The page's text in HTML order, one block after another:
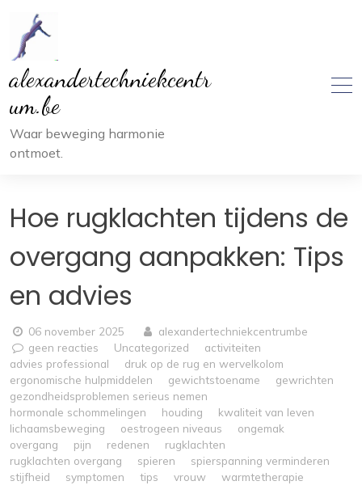
inhoud
alexandertechniekcentr
um.be
Waar beweging harmonie
ontmoet.
Hoe rugklachten tijdens de
overgang aanpakken: Tips
en advies
06 november 2025
alexandertechniekcentrumbe
geen reacties
Uncategorized
activiteiten
advies professional
druk op de rug en wervelkolom
ergonomische hulpmiddelen
gewichtstoename
gewrichten
gezondheidsproblemen serieus nemen
hormonale schommelingen
houding
kwaliteit van leven
lichaamsbeweging
oestrogeen niveaus
ongemak
overgang
pijn redenen
rugklachten
rugklachten overgang
spieren
spierspanning verminderen
stijfheid
symptomen tips vrouw warmtetherapie